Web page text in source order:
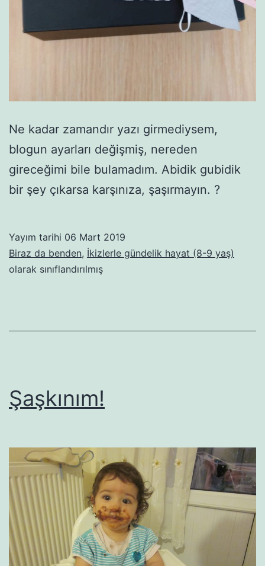
Ne kadar zamandır yazı girmediysem,
blogun ayarları değişmiş, nereden
gireceğimi bile bulamadım. Abidik gubidik
bir şey çıkarsa karşınıza, şaşırmayın. ?
Yayım tarihi 06 Mart 2019
Biraz da benden, İkizlerle gündelik hayat (8-9 yaş)
olarak sınıflandırılmış
Şaşkınım!